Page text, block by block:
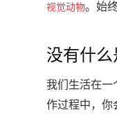
视觉动物。始
没有什
我们生活在一
作过程中，你